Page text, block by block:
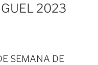
2023
SEMANA DE